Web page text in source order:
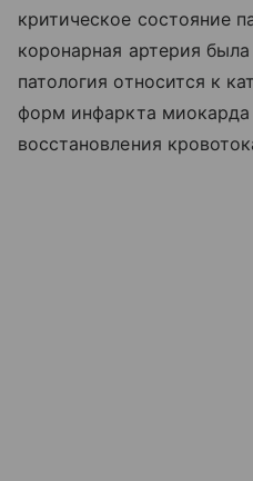
критическое состояние
коронарная артерия
патология относится к
форм инфаркта миокарда
восстановления